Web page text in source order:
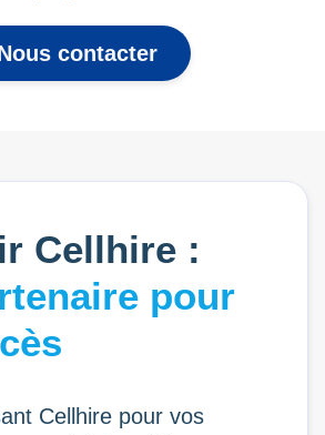
contacter
Cellhire :
pour
Cellhire pour vos